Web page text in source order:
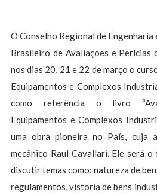
O Conselho Regional de
Brasileiro de Avaliações e Perícias
nos dias 20, 21 e 22 de março o
Equipamentos e Complexos
como referência o livro
Equipamentos e Complexos
uma obra pioneira no País, cuja
mecânico Raul Cavallari. Ele será
discutir temas como: natureza de
regulamentos, vistoria de bens